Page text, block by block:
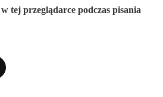
tej przeglądarce podczas pisania